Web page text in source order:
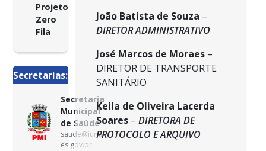
Projeto
Zero
Fila
Secretarias:
Secretaria
Municipal
de Saúde
saude@iuna.
es.gov.br
João Batista de Souza –
DIRETOR ADMINISTRATIVO
José Marcos de Moraes–
DIRETOR DE TRANSPORTE
SANITÁRIO
Keila de Oliveira Lacerda
Soares– DIRETORA DE
PROTOCOLO E ARQUIVO